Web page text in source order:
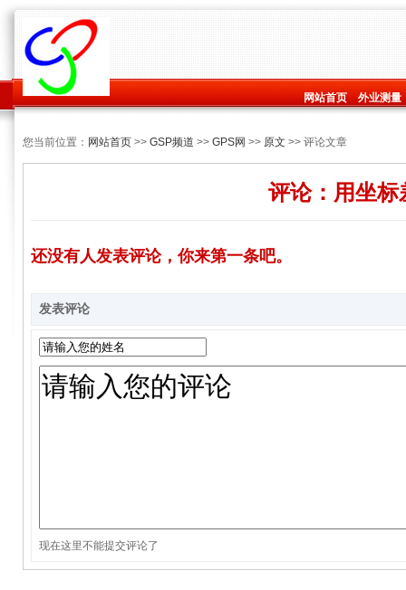
网站首页 外业测量
您当前位置： 网站首页 >> GSP频道 >> GPS网 >> 原文 >> 评论文章
评论：用坐标
还没有人发表评论，你来第一条吧。
发表评论
现在这里不能提交评论了